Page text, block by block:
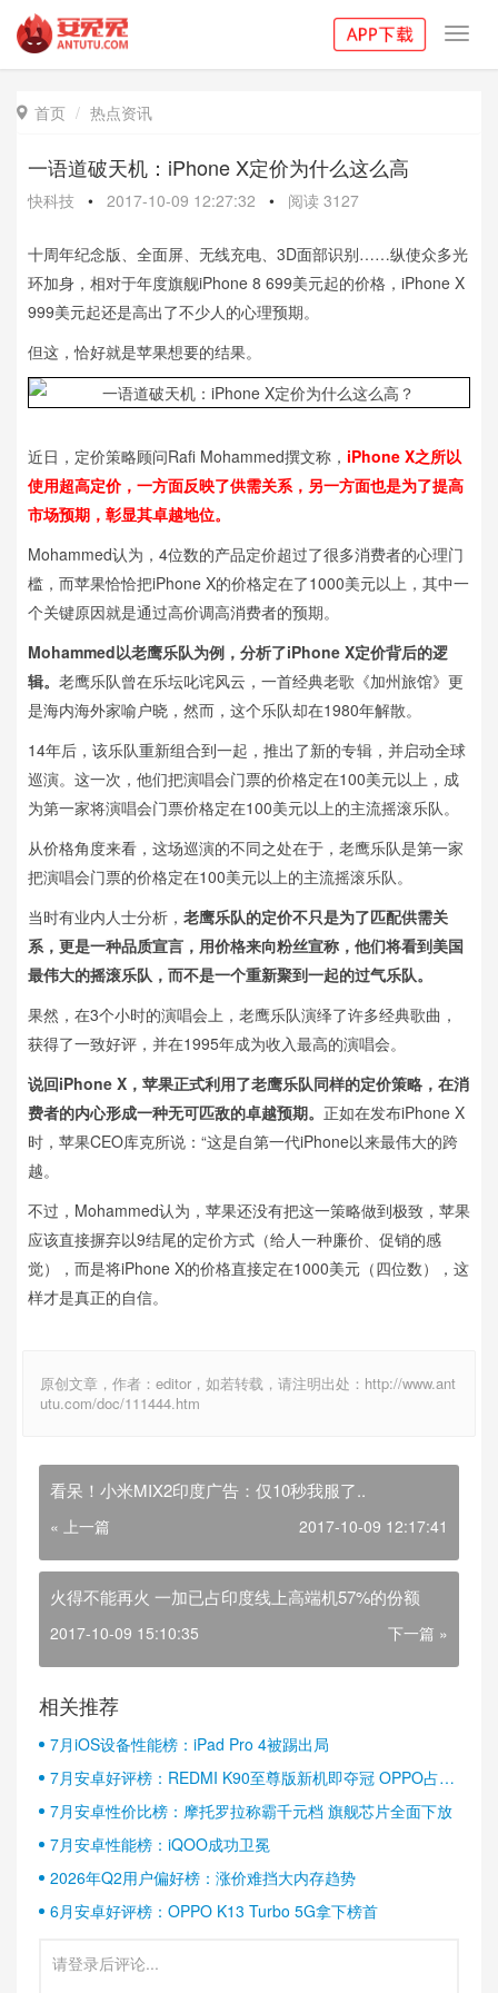
 首页 热点资讯
一语道破天机：iPhone X定价为什么这么高
快科技 • 2017-10-09 12:27:32 • 阅读 3127
十周年纪念版、全面屏、无线充电、3D面部识别……纵使众多光
环加身，相对于年度旗舰iPhone 8 699美元起的价格，iPhone X
999美元起还是高出了不少人的心理预期。
但这，恰好就是苹果想要的结果。
近日，定价策略顾问Rafi Mohammed撰文称， iPhone X之所以
使用超高定价，一方面反映了供需关系，另一方面也是为了提高
市场预期，彰显其卓越地位。
Mohammed认为，4位数的产品定价超过了很多消费者的心理门
槛，而苹果恰恰把iPhone X的价格定在了1000美元以上，其中一
个关键原因就是通过高价调高消费者的预期。
Mohammed以老鹰乐队为例，分析了iPhone X定价背后的逻
辑。 老鹰乐队曾在乐坛叱诧风云，一首经典老歌《加州旅馆》更
是海内海外家喻户晓，然而，这个乐队却在1980年解散。
14年后，该乐队重新组合到一起，推出了新的专辑，并启动全球
巡演。这一次，他们把演唱会门票的价格定在100美元以上，成
为第一家将演唱会门票价格定在100美元以上的主流摇滚乐队。
从价格角度来看，这场巡演的不同之处在于，老鹰乐队是第一家
把演唱会门票的价格定在100美元以上的主流摇滚乐队。
当时有业内人士分析， 老鹰乐队的定价不只是为了匹配供需关
系，更是一种品质宣言，用价格来向粉丝宣称，他们将看到美国
最伟大的摇滚乐队，而不是一个重新聚到一起的过气乐队。
果然，在3个小时的演唱会上，老鹰乐队演绎了许多经典歌曲，
获得了一致好评，并在1995年成为收入最高的演唱会。
说回iPhone X，苹果正式利用了老鹰乐队同样的定价策略，在消
费者的内心形成一种无可匹敌的卓越预期。 正如在发布iPhone X
时，苹果CEO库克所说：“这是自第一代iPhone以来最伟大的跨
越。
不过，Mohammed认为，苹果还没有把这一策略做到极致，苹果
应该直接摒弃以9结尾的定价方式（给人一种廉价、促销的感
觉），而是将iPhone X的价格直接定在1000美元（四位数），这
样才是真正的自信。
原创文章，作者：editor，如若转载，请注明出处：http://www.ant
utu.com/doc/111444.htm
看呆！小米MIX2印度广告：仅10秒我服了..
« 上一篇 2017-10-09 12:17:41
火得不能再火 一加已占印度线上高端机57%的份额
2017-10-09 15:10:35 下一篇 »
相关推荐
7月iOS设备性能榜：iPad Pro 4被踢出局
7月安卓好评榜：REDMI K90至尊版新机即夺冠 OPPO占据
半壁江山
7月安卓性价比榜：摩托罗拉称霸千元档 旗舰芯片全面下放
7月安卓性能榜：iQOO成功卫冕
2026年Q2用户偏好榜：涨价难挡大内存趋势
6月安卓好评榜：OPPO K13 Turbo 5G拿下榜首